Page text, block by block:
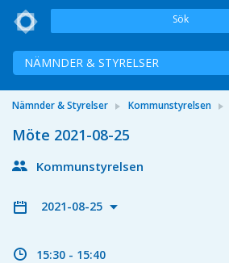
Sök
NÄMNDER & STYRELSER
Nämnder & Styrelser Kommunstyrelsen
Möte 2021-08-25
Kommunstyrelsen
2021-08-25
15:30 - 15:40